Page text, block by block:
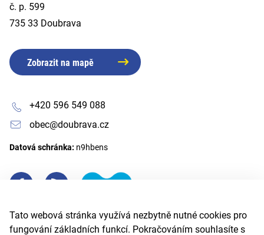
Tato webová stránka využívá nezbytně nutné cookies pro
fungování základních funkcí. Pokračováním souhlasíte s
č. p. 599
735 33 Doubrava
Zobrazit na mapě
+420 596 549 088
obec@doubrava.cz
Datová schránka: n9hbens